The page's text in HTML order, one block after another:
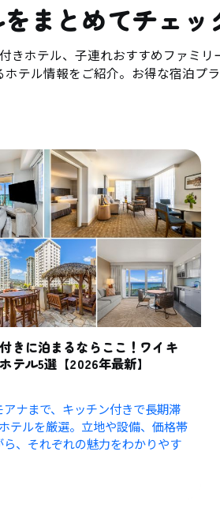
まとめてチェッ
きホテル、子連れおすすめファミリ
テル情報をご紹介。お得な宿泊プ
きに泊まるならここ！ワイキ
テル5選【2026年最新】
ナまで、キッチン付きで長期滞
テルを厳選。立地や設備、価格帯
、それぞれの魅力をわかりやす